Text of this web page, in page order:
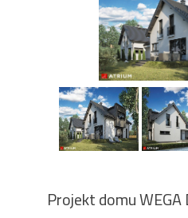
Projekt domu WEGA